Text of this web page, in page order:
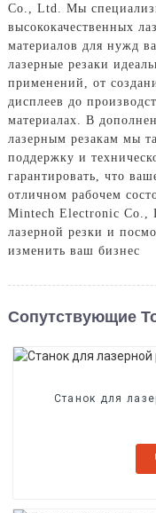
Co., Ltd. Мы
высококачественных
материалов для нужд
лазерные резаки
применений, от
дисплеев до
материалах. В
лазерным резакам мы
поддержку и
гарантировать, что
отличном рабочем
Mintech Electronic Co.,
лазерной резки и
изменить ваш бизнес
Сопутствующие
Станок для